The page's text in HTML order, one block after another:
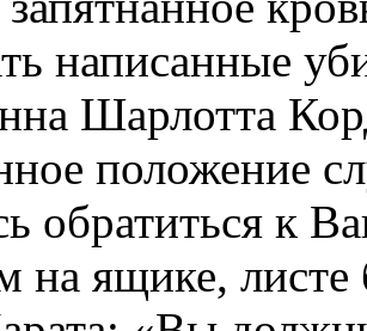
написанные
Шарлотта
положение
обратиться к
на ящике, листе